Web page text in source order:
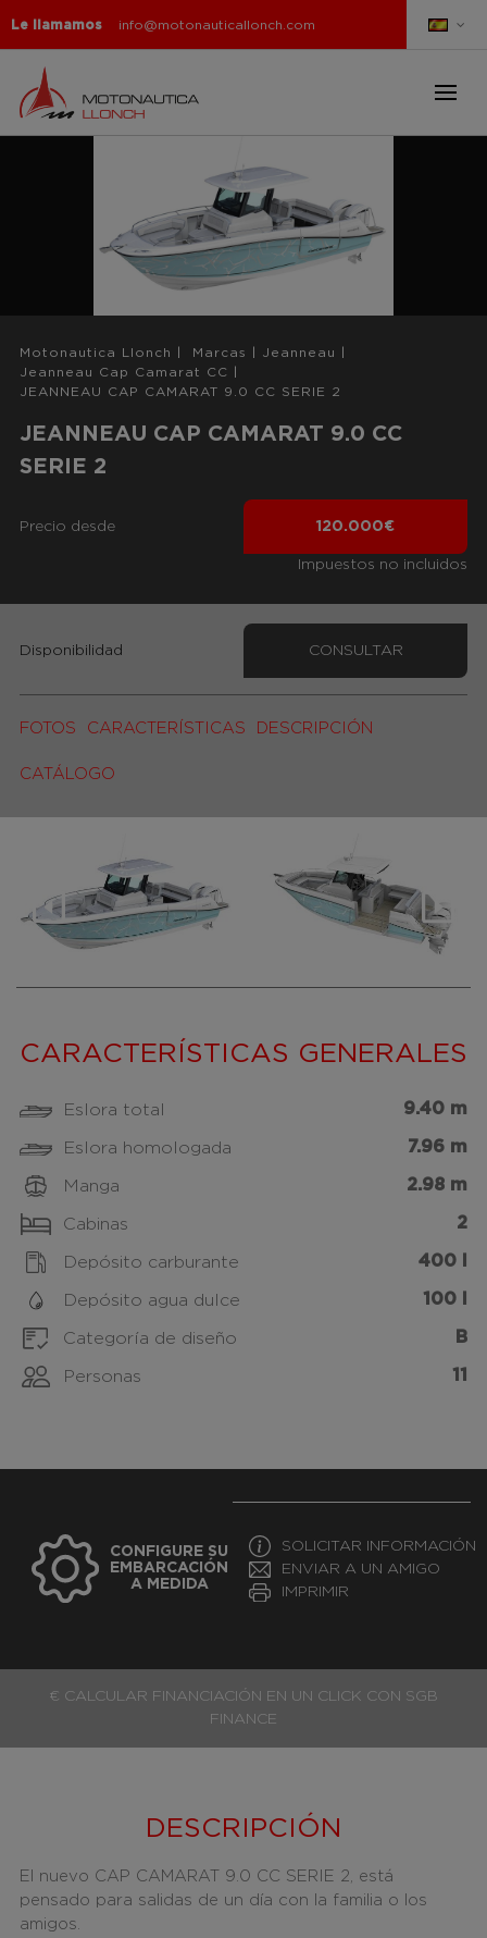
Le llamamos info@motonauticallonch.com
Motonautica Llonch Marcas Jeanneau
Jeanneau Cap Camarat CC
JEANNEAU CAP CAMARAT 9.0 CC SERIE 2
JEANNEAU CAP CAMARAT 9.0 CC
SERIE 2
Precio desde 120.000€
Impuestos no incluidos
FOTOS CARACTERÍSTICAS DESCRIPCIÓN
CATÁLOGO
Disponibilidad CONSULTAR
CARACTERÍSTICAS GENERALES
Eslora total 9.40 m
Eslora homologada 7.96 m
Manga 2.98 m
Cabinas 2
Depósito carburante 400 l
Depósito agua dulce 100 l
Categoría de diseño B
Personas 11
CONFIGURE SU
EMBARCACIÓN
A MEDIDA
SOLICITAR INFORMACIÓN
ENVIAR A UN AMIGO
IMPRIMIR
€ CALCULAR FINANCIACIÓN EN UN CLICK CON SGB
FINANCE
DESCRIPCIÓN
El nuevo CAP CAMARAT 9.0 CC SERIE 2, está
pensado para salidas de un día con la familia o los
amigos.